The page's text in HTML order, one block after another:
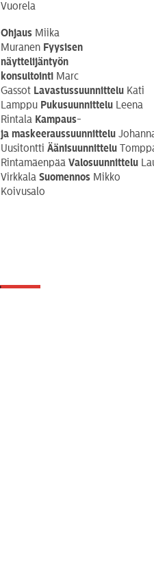
Vuorela
OhjausMiika
Muranen Fyysisen
näyttelijäntyön
konsultointiMarc
Gassot LavastussuunnitteluKati
Lamppu PukusuunnitteluLeena
Rintala Kampaus-
ja maskeeraussuunnittelu
Uusitontti Äänisuunnittelu
Rintamäenpää Valosuunnittelu
Virkkala SuomennosMikko
Koivusalo